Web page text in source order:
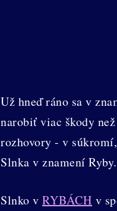
Už hneď ráno sa v
narobiť viac škody
rozhovory - v
Slnka v znamení Ryby.
Slnko vRYBÁCH v